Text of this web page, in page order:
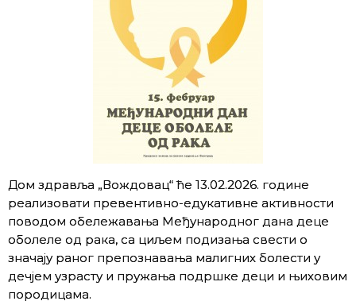
Дом здравља „Вождовац“ ће 13.02.2026. године
реализовати превентивно-едукативне активности
поводом обележавања Међународног дана деце
оболеле од рака, са циљем подизања свести о
значају раног препознавања малигних болести у
дечјем узрасту и пружања подршке деци и њиховим
породицама.